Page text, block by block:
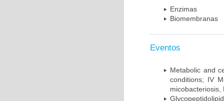
Enzimas
Biomembranas
Eventos
Metabolic and
conditions; IV
micobacteriosis,